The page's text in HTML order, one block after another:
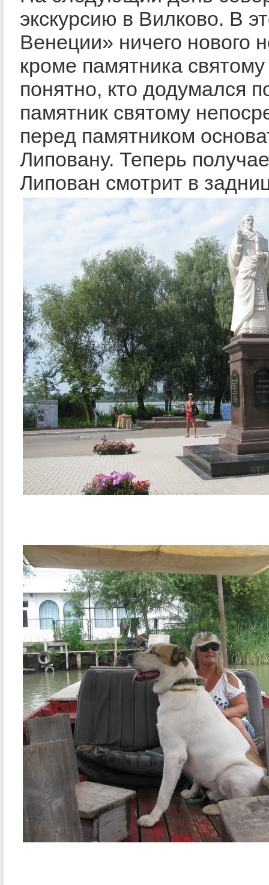
экскурсию в Вилково. В
Венеции» ничего нового
кроме памятника
понятно, кто додумался
памятник святому
перед памятником
Липовану. Теперь
Липован смотрит в